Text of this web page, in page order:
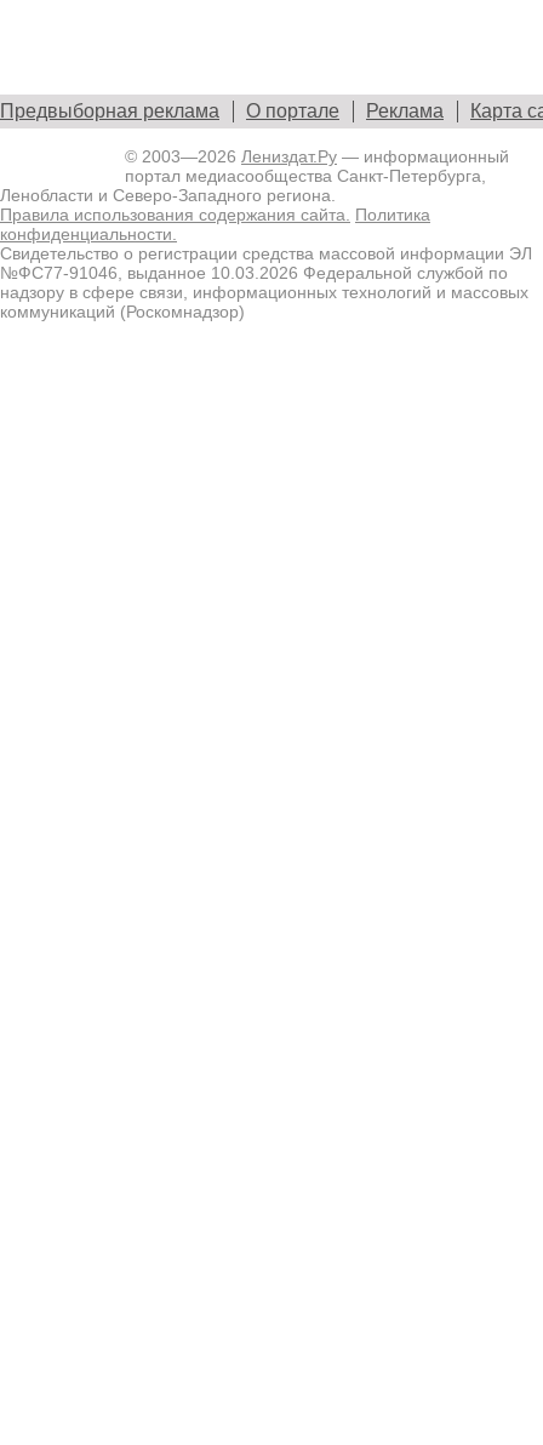
Предвыборная реклама О портале Реклама Карта
© 2003—2026 Лениздат.Ру — информационный
портал медиасообщества Санкт-Петербурга,
Ленобласти и Северо-Западного региона.
Правила использования содержания сайта.
Политика
конфиденциальности.
Свидетельство о регистрации средства массовой информации ЭЛ
№ФС77-91046, выданное 10.03.2026 Федеральной службой по
надзору в сфере связи, информационных технологий и массовых
коммуникаций (Роскомнадзор)